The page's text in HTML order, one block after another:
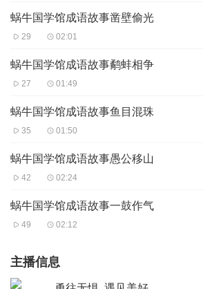
蜗牛国学馆成语故事凿壁偷光
29 02:01
蜗牛国学馆成语故事鹬蚌相争
27 01:49
蜗牛国学馆成语故事鱼目混珠
35 01:50
蜗牛国学馆成语故事愚公移山
42 02:24
蜗牛国学馆成语故事一鼓作气
49 02:12
主播信息